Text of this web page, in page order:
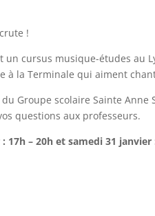
!
un cursus musique-études au
à la Terminale qui aiment
Groupe scolaire Sainte
questions aux professeurs.
17h – 20h et samedi 31